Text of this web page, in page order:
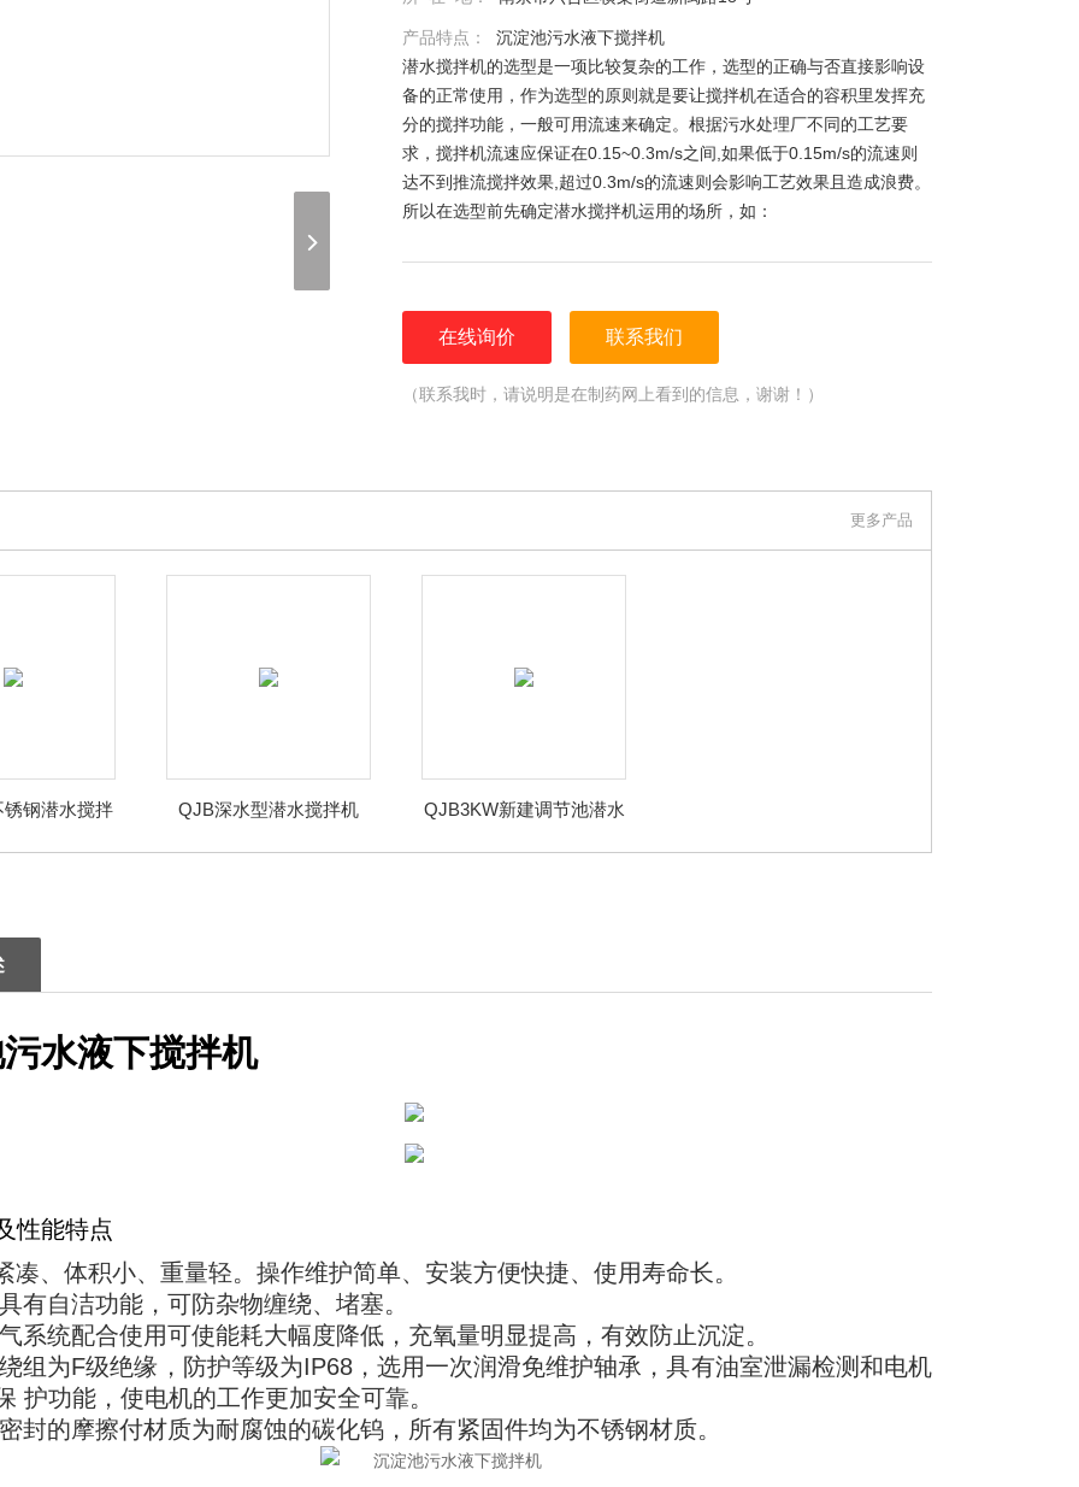
产品特点： 沉淀池污水液下搅拌机
潜水搅拌机的选型是一项比较复杂的工作，选型的正确与否直接影响设
备的正常使用，作为选型的原则就是要让搅拌机在适合的容积里发挥充
分的搅拌功能，一般可用流速来确定。根据污水处理厂不同的工艺要
求，搅拌机流速应保证在0.15~0.3m/s之间,如果低于0.15m/s的流速则
达不到推流搅拌效果,超过0.3m/s的流速则会影响工艺效果且造成浪费。
所以在选型前先确定潜水搅拌机运用的场所，如：
在线询价 联系我们
（联系我时，请说明是在制药网上看到的信息，谢谢！）
更多产品
钢潜水搅拌
QJB深水型潜水搅拌机
QJB3KW新建调节池潜水
水液下搅拌机
性能特点
凑、体积小、重量轻。操作维护简单、安装方便快捷、使用寿命长。
有自洁功能，可防杂物缠绕、堵塞。
系统配合使用可使能耗大幅度降低，充氧量明显提高，有效防止沉淀。
组为F级绝缘，防护等级为IP68，选用一次润滑免维护轴承，具有油室泄漏检测和电机
护功能，使电机的工作更加安全可靠。
封的摩擦付材质为耐腐蚀的碳化钨，所有紧固件均为不锈钢材质。